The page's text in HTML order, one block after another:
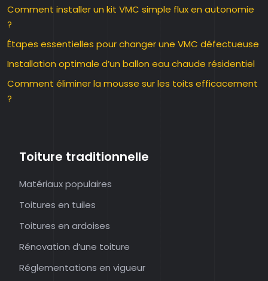
Comment installer un kit VMC simple flux en autonomie
?
Étapes essentielles pour changer une VMC défectueuse
Installation optimale d’un ballon eau chaude résidentiel
Comment éliminer la mousse sur les toits efficacement
?
Toiture traditionnelle
Matériaux populaires
Toitures en tuiles
Toitures en ardoises
Rénovation d’une toiture
Réglementations en vigueur